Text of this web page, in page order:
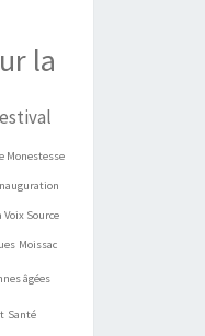
la
Monestesse
Voix Source
Moissac
âgées
Santé